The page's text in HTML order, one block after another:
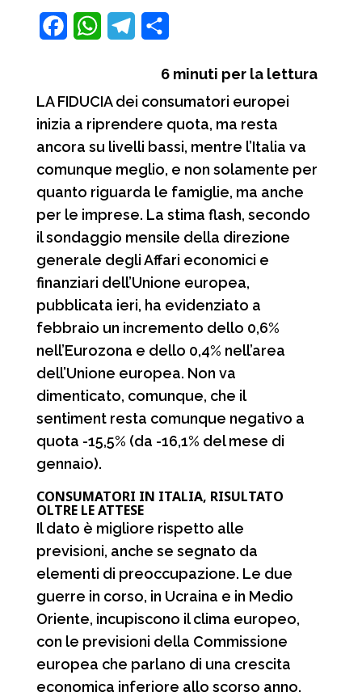
e
o
o
k
W
t
A
p
p
e
r
a
m
n
d
v
d
i
6 minuti per la lettura
LA FIDUCIA dei consumatori europei
inizia a riprendere quota, ma resta
ancora su livelli bassi, mentre l’Italia va
comunque meglio, e non solamente per
quanto riguarda le famiglie, ma anche
per le imprese. La stima flash, secondo
il sondaggio mensile della direzione
generale degli Affari economici e
finanziari dell’Unione europea,
pubblicata ieri, ha evidenziato a
febbraio un incremento dello 0,6%
nell’Eurozona e dello 0,4% nell’area
dell’Unione europea. Non va
dimenticato, comunque, che il
sentiment resta comunque negativo a
quota -15,5% (da -16,1% del mese di
gennaio).
CONSUMATORI IN ITALIA, RISULTATO
OLTRE LE ATTESE
Il dato è migliore rispetto alle
previsioni, anche se segnato da
elementi di preoccupazione. Le due
guerre in corso, in Ucraina e in Medio
Oriente, incupiscono il clima europeo,
con le previsioni della Commissione
europea che parlano di una crescita
economica inferiore allo scorso anno.